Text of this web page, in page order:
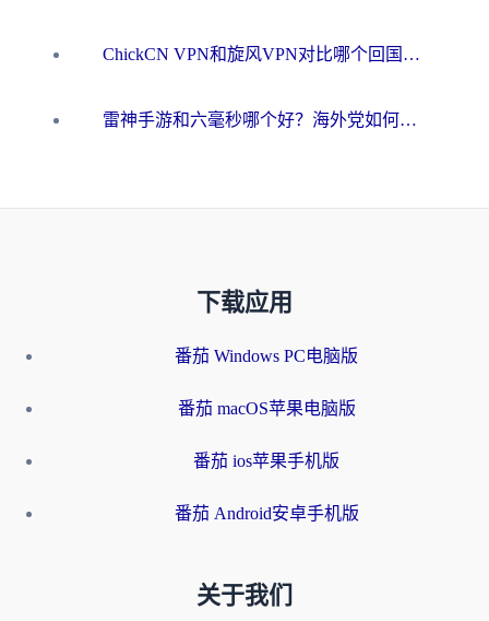
ChickCN VPN和旋风VPN对比哪个回国效果更好？海外用户的选择困境与出路
雷神手游和六毫秒哪个好？海外党如何真正解锁国内资源
下载应用
番茄 Windows PC电脑版
番茄 macOS苹果电脑版
番茄 ios苹果手机版
番茄 Android安卓手机版
关于我们